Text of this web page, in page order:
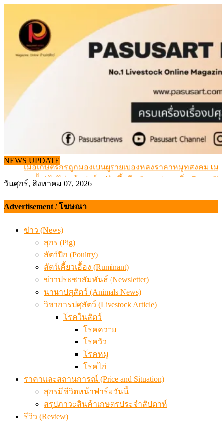
content
NEWS UPDATE
สกัดลักลอบนำเข้าเอ็นโคแช่แข็งกว่า 12.6 ตัน สมุทรสาคร
เมื่อเกษตรกรถูกมองเป็นผู้ร้ายเบื้องหลังราคาหมูที่สังคมไม่
สุดอั้น! ไข่ไก่หน้าฟาร์มปรับขึ้นอีก 6 บาท/แผง เริ่ม 7 ส.ค.69
เดินหน้าดัน “ราคากลางโคเนื้อ” แก้ปัญหาราคาโคเนื้อตก
เมื่อเกษตรกรถูกมองเป็นผู้ร้ายเบื้องหลังราคาหมูที่สังคมไม่
วันศุกร์, สิงหาคม 07, 2026
Advertisement / โฆษณา
ข่าว (News)
สุกร (Pig)
สัตว์ปีก (Poultry)
สัตว์เคี้ยวเอื้อง (Ruminant)
ข่าวประชาสัมพันธ์ (Newsletter)
นานาปศุสัตว์ (Animals News)
วิชาการปศุสัตว์ (Livestock Article)
โรคในสัตว์
โรคควาย
โรควัว
โรคหมู
โรคไก่
ราคาและสถานการณ์ (Price and Situation)
สุกรมีชีวิตหน้าฟาร์มวันนี้
สรุปภาวะสินค้าเกษตรประจำสัปดาห์
รีวิว (Review)